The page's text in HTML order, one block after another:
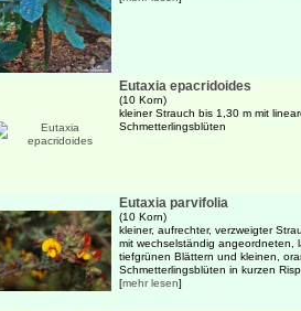
Eutaxia epacridoides
(10 Korn)
kleiner Strauch bis 1,30 m mit
Schmetterlingsblüten
Eutaxia parvifolia
(10 Korn)
kleiner, aufrechter, verzweigter
mit wechselständig angeordneten,
tiefgrünen Blättern und kleinen,
Schmetterlingsblüten in kurzen
[mehr lesen]